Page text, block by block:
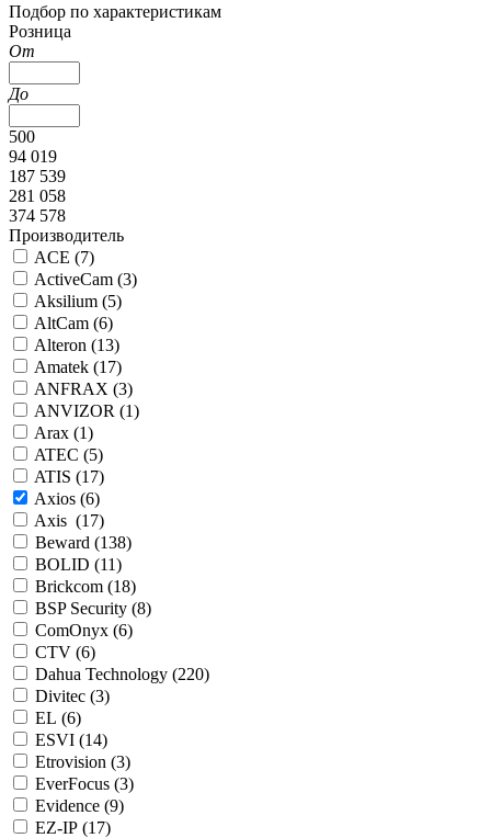
Подбор по характеристикам
Розница
От
До
500
94 019
187 539
281 058
374 578
Производитель
ACE (7)
ActiveCam (3)
Aksilium (5)
AltCam (6)
Alteron (13)
Amatek (17)
ANFRAX (3)
ANVIZOR (1)
Arax (1)
ATEC (5)
ATIS (17)
Axios (6)
Axis (17)
Beward (138)
BOLID (11)
Brickcom (18)
BSP Security (8)
ComOnyx (6)
CTV (6)
Dahua Technology (220)
Divitec (3)
EL (6)
ESVI (14)
Etrovision (3)
EverFocus (3)
Evidence (9)
EZ-IP (17)